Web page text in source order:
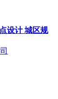
设计 城区规